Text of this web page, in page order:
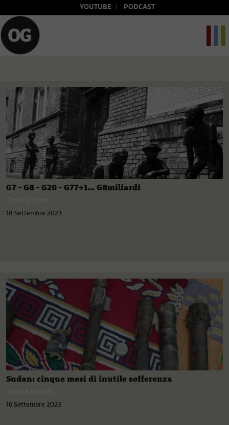
YOUTUBE PODCAST
G7 - G8 - G20 - G77+1… G8miliardi
18 Settembre 2023
Sudan: cinque mesi di inutile sofferenza
16 Settembre 2023